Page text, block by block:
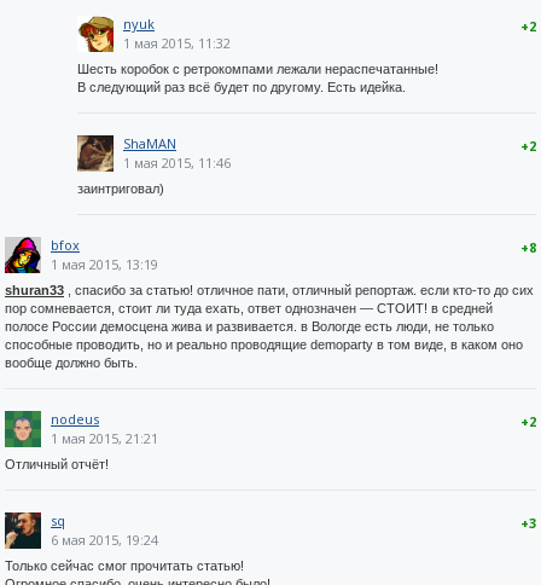
+2
nyuk
1 мая 2015, 11:32
Шесть коробок с ретрокомпами лежали нераспечатанные!
В следующий раз всё будет по другому. Есть идейка.
+2
ShaMAN
1 мая 2015, 11:46
заинтриговал)
+8
bfox
1 мая 2015, 13:19
shuran33 , спасибо за статью! отличное пати, отличный репортаж. если кто-то до сих
пор сомневается, стоит ли туда ехать, ответ однозначен — СТОИТ! в средней
полосе России демосцена жива и развивается. в Вологде есть люди, не только
способные проводить, но и реально проводящие demoparty в том виде, в каком оно
вообще должно быть.
+2
nodeus
1 мая 2015, 21:21
Отличный отчёт!
+3
sq
6 мая 2015, 19:24
Только сейчас смог прочитать статью!